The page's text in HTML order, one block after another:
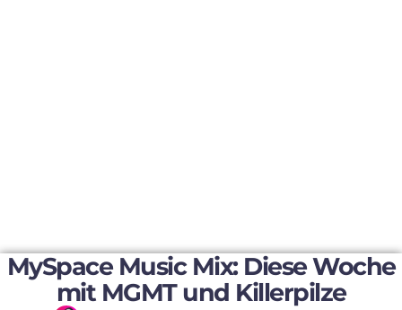
MySpace Music Mix: Diese Woche
mit MGMT und Killerpilze